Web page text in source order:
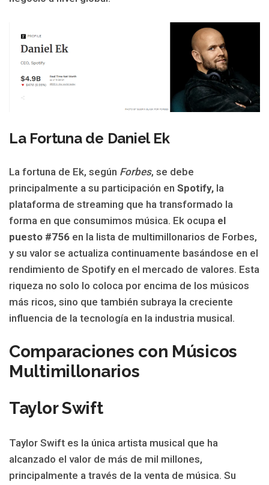
La Fortuna de Daniel Ek
La fortuna de Ek, según Forbes, se debe
principalmente a su participación en Spotify, la
plataforma de streaming que ha transformado la
forma en que consumimos música. Ek ocupa el
puesto #756 en la lista de multimillonarios de Forbes,
y su valor se actualiza continuamente basándose en el
rendimiento de Spotify en el mercado de valores. Esta
riqueza no solo lo coloca por encima de los músicos
más ricos, sino que también subraya la creciente
influencia de la tecnología en la industria musical.
Comparaciones con Músicos
Multimillonarios
Taylor Swift
Taylor Swift es la única artista musical que ha
alcanzado el valor de más de mil millones,
principalmente a través de la venta de música. Su